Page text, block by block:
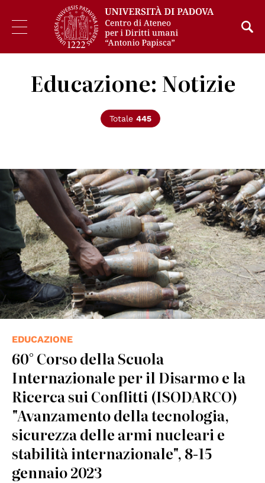
Educazione: Notizie
Totale 445
© UN Photo
EDUCAZIONE
60° Corso della Scuola
Internazionale per il Disarmo e la
Ricerca sui Conflitti (ISODARCO)
"Avanzamento della tecnologia,
sicurezza delle armi nucleari e
stabilità internazionale", 8-15
gennaio 2023